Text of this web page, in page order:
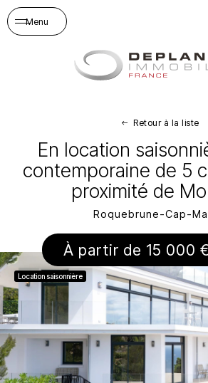
Menu
Retour à la liste
En location
contemporaine de 5
proximité de
Roquebrune-Cap-
À partir de 15 000
Location saisonnière